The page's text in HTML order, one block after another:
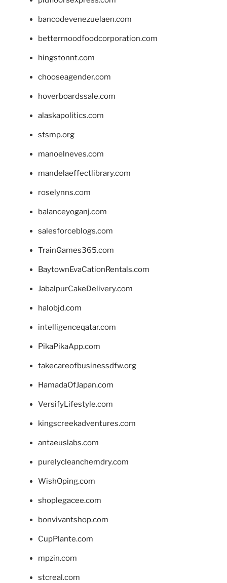
bancodevenezuelaen.com
bettermoodfoodcorporation.com
hingstonnt.com
chooseagender.com
hoverboardssale.com
alaskapolitics.com
stsmp.org
manoelneves.com
mandelaeffectlibrary.com
roselynns.com
balanceyoganj.com
salesforceblogs.com
TrainGames365.com
BaytownEvaCationRentals.com
JabalpurCakeDelivery.com
halobjd.com
intelligenceqatar.com
PikaPikaApp.com
takecareofbusinessdfw.org
HamadaOfJapan.com
VersifyLifestyle.com
kingscreekadventures.com
antaeuslabs.com
purelycleanchemdry.com
WishOping.com
shoplegacee.com
bonvivantshop.com
CupPlante.com
mpzin.com
stcreal.com